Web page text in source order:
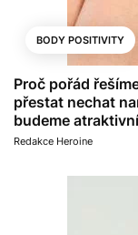
BODY POSITIVITY
Proč pořád
přestat nechat
budeme atraktivní
Redakce Heroine